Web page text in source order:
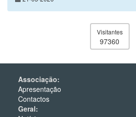
Visitantes
97360
Associação:
Apresentação
Contactos
Geral: